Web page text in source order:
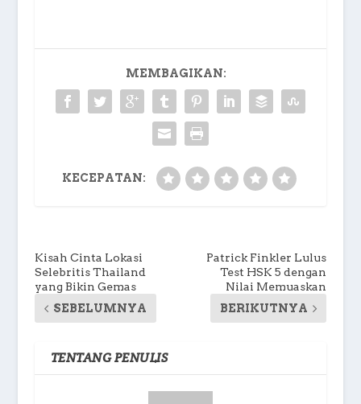
MEMBAGIKAN:
KECEPATAN:
Kisah Cinta Lokasi
Selebritis Thailand
yang Bikin Gemas
SEBELUMNYA
Patrick Finkler Lulus
Test HSK 5 dengan
Nilai Memuaskan
BERIKUTNYA
TENTANG PENULIS